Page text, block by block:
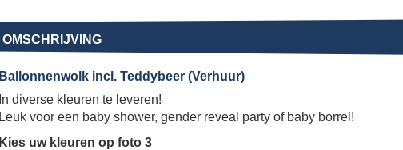
OMSCHRIJVING
Ballonnenwolk incl. Teddybeer (Verhuur)
In diverse kleuren te leveren!
Leuk voor een baby shower, gender reveal party of baby borrel!
Kies uw kleuren op foto 3